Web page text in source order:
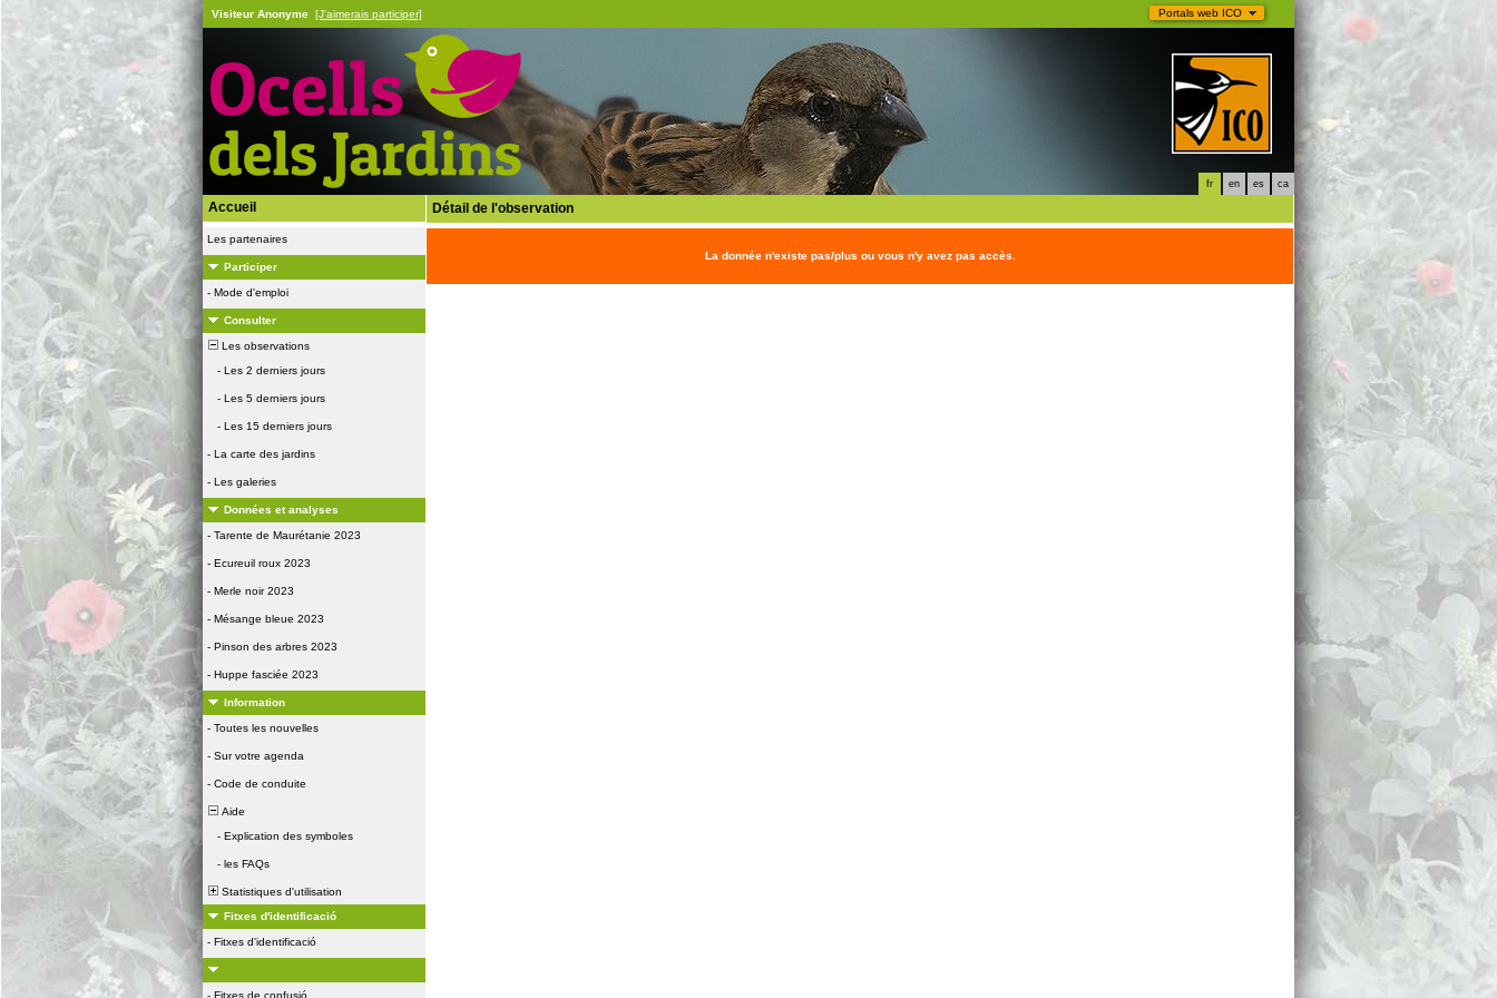
Portals web ICO
Visiteur Anonyme [J'aimerais participer]
fr en es ca
Accueil
Les partenaires
Participer
- Mode d'emploi
Consulter
Les observations
- Les 2 derniers jours
- Les 5 derniers jours
- Les 15 derniers jours
- La carte des jardins
- Les galeries
Données et analyses
- Tarente de Maurétanie 2023
- Ecureuil roux 2023
- Merle noir 2023
- Mésange bleue 2023
- Pinson des arbres 2023
- Huppe fasciée 2023
Information
- Toutes les nouvelles
- Sur votre agenda
- Code de conduite
Aide
- Explication des symboles
- les FAQs
Statistiques d'utilisation
Fitxes d'identificació
- Fitxes d'identificació
- Fitxes de confusió
Détail de l'observation
La donnée n'existe pas/plus ou vous n'y avez pas accès.